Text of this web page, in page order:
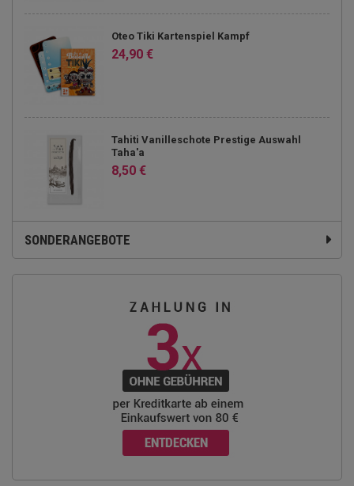
Oteo Tiki Kartenspiel Kampf
24,90 €
Tahiti Vanilleschote Prestige Auswahl
Taha'a
8,50 €
SONDERANGEBOTE